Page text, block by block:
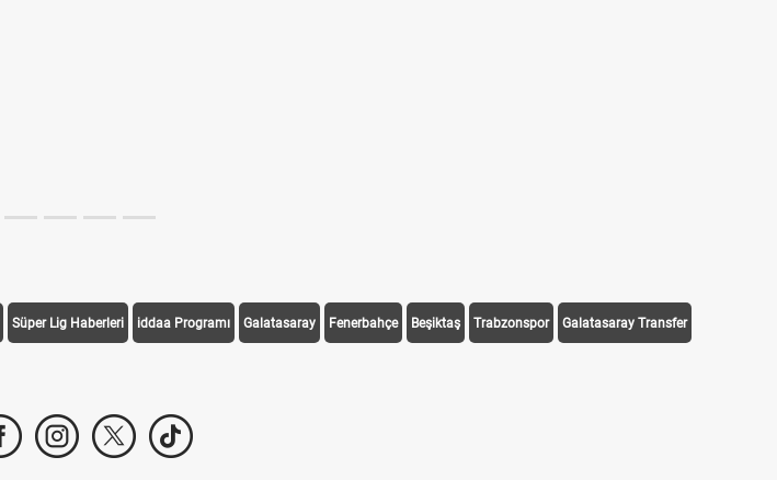
Süper Lig Haberleri iddaa Programı Galatasaray Fenerbahçe Beşiktaş Trabzonspor Galatasaray Transfer